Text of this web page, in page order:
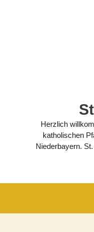
Herzlich
katholischen
Niederbayern.